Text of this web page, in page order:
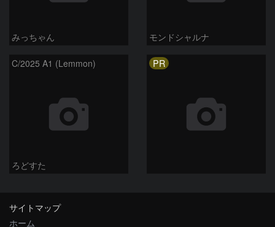
みっちゃん モンドシャルナ
C/2025 A1 (Lemmon)
ろどすた
PR
サイトマップ
ホーム